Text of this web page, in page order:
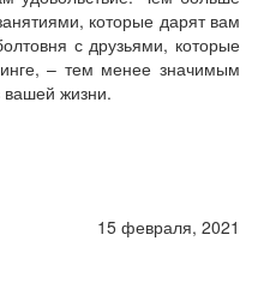
которые дарят вам
с друзьями, которые
– тем менее значимым
вашей жизни.
15 февраля, 2021